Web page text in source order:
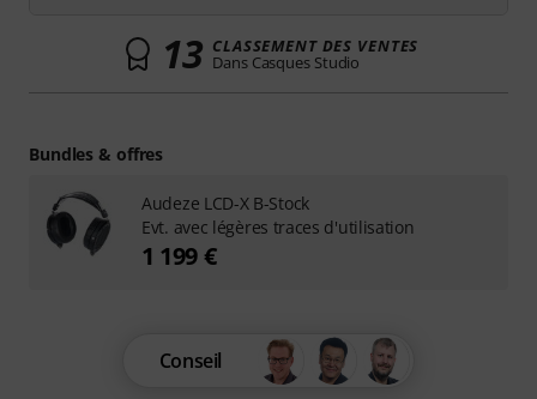
13 CLASSEMENT DES VENTES
Dans Casques Studio
Conseil
Bundles & offres
Audeze LCD-X B-Stock
Evt. avec légères traces d'utilisation
1 199 €